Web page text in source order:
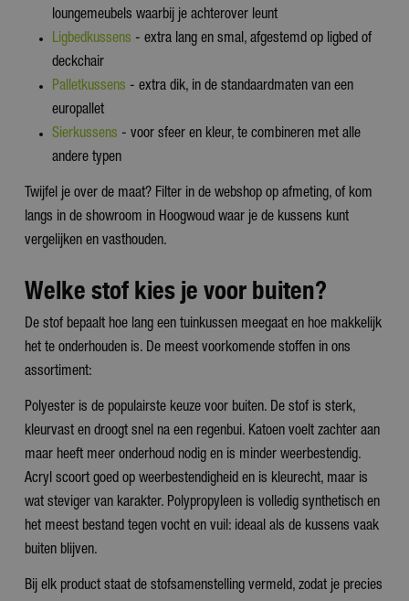
loungemeubels waarbij je achterover leunt
Ligbedkussens - extra lang en smal, afgestemd op ligbed of
deckchair
Palletkussens - extra dik, in de standaardmaten van een
europallet
Sierkussens - voor sfeer en kleur, te combineren met alle
andere typen
Twijfel je over de maat? Filter in de webshop op afmeting, of kom
langs in de showroom in Hoogwoud waar je de kussens kunt
vergelijken en vasthouden.
Welke stof kies je voor buiten?
De stof bepaalt hoe lang een tuinkussen meegaat en hoe makkelijk
het te onderhouden is. De meest voorkomende stoffen in ons
assortiment:
Polyester is de populairste keuze voor buiten. De stof is sterk,
kleurvast en droogt snel na een regenbui. Katoen voelt zachter aan
maar heeft meer onderhoud nodig en is minder weerbestendig.
Acryl scoort goed op weerbestendigheid en is kleurecht, maar is
wat steviger van karakter. Polypropyleen is volledig synthetisch en
het meest bestand tegen vocht en vuil: ideaal als de kussens vaak
buiten blijven.
Bij elk product staat de stofsamenstelling vermeld, zodat je precies